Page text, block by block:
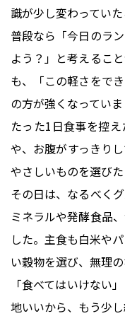
識が少し変わっていた
普段なら「今日のラ
よう？」と考えるこ
も、「この軽さをで
の方が強くなっていま
たった1日食事を控
や、お腹がすっきり
やさしいものを選びた
その日は、なるべく
ミネラルや発酵食品
した。主食も白米や
い穀物を選び、無理
「食べてはいけない
地いいから、もう少し